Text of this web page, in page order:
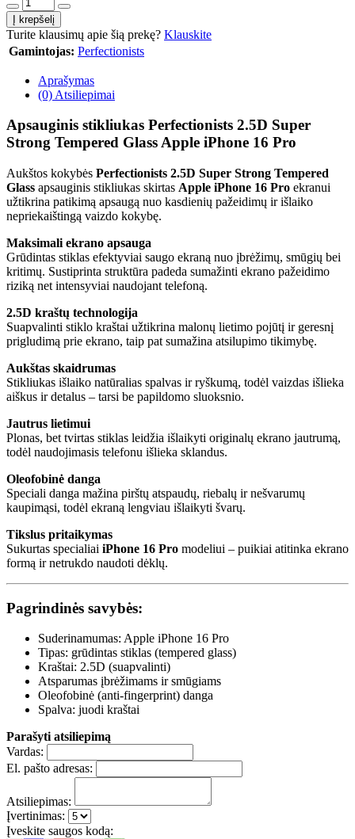
Turite klausimų apie šią prekę? Klauskite
Gamintojas: Perfectionists
Aprašymas
(0) Atsiliepimai
Apsauginis stikliukas Perfectionists 2.5D Super
Strong Tempered Glass Apple iPhone 16 Pro
Aukštos kokybės Perfectionists 2.5D Super Strong Tempered
Glass apsauginis stikliukas skirtas Apple iPhone 16 Pro ekranui
užtikrina patikimą apsaugą nuo kasdienių pažeidimų ir išlaiko
nepriekaištingą vaizdo kokybę.
Maksimali ekrano apsauga
Grūdintas stiklas efektyviai saugo ekraną nuo įbrėžimų, smūgių bei
kritimų. Sustiprinta struktūra padeda sumažinti ekrano pažeidimo
riziką net intensyviai naudojant telefoną.
2.5D kraštų technologija
Suapvalinti stiklo kraštai užtikrina malonų lietimo pojūtį ir geresnį
prigludimą prie ekrano, taip pat sumažina atsilupimo tikimybę.
Aukštas skaidrumas
Stikliukas išlaiko natūralias spalvas ir ryškumą, todėl vaizdas išlieka
aiškus ir detalus – tarsi be papildomo sluoksnio.
Jautrus lietimui
Plonas, bet tvirtas stiklas leidžia išlaikyti originalų ekrano jautrumą,
todėl naudojimasis telefonu išlieka sklandus.
Oleofobinė danga
Speciali danga mažina pirštų atspaudų, riebalų ir nešvarumų
kaupimąsi, todėl ekraną lengviau išlaikyti švarų.
Tikslus pritaikymas
Sukurtas specialiai iPhone 16 Pro modeliui – puikiai atitinka ekrano
formą ir netrukdo naudoti dėklų.
Pagrindinės savybės:
Suderinamumas: Apple iPhone 16 Pro
Tipas: grūdintas stiklas (tempered glass)
Kraštai: 2.5D (suapvalinti)
Atsparumas įbrėžimams ir smūgiams
Oleofobinė (anti-fingerprint) danga
Spalva: juodi kraštai
Parašyti atsiliepimą
Vardas:
El. pašto adresas:
Atsiliepimas:
Įvertinimas:
Įveskite saugos kodą: